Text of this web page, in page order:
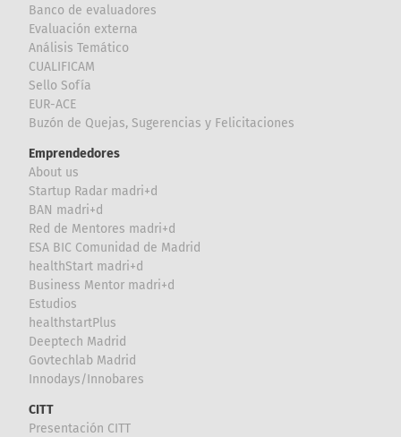
Banco de evaluadores
Evaluación externa
Análisis Temático
CUALIFICAM
Sello Sofía
EUR-ACE
Buzón de Quejas, Sugerencias y Felicitaciones
Emprendedores
About us
Startup Radar madri+d
BAN madri+d
Red de Mentores madri+d
ESA BIC Comunidad de Madrid
healthStart madri+d
Business Mentor madri+d
Estudios
healthstartPlus
Deeptech Madrid
Govtechlab Madrid
Innodays/Innobares
CITT
Presentación CITT